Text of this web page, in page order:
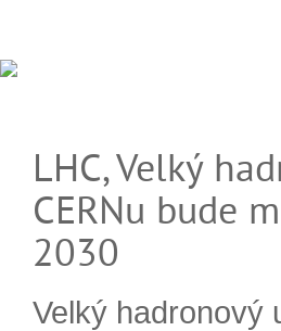
LHC, Velký
CERNu bude
2030
Velký hadronový